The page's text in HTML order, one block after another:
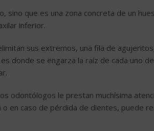
sino que es una zona concreta de un
inferior.
sus extremos, una fila de
donde se engarza la raíz de cada uno
odontólogos le prestan muchísima
en caso de pérdida de dientes, puede